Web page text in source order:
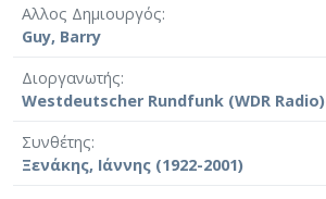
Αλλος Δημιουργός
Guy, Barry
Διοργανωτής
Westdeutscher Rundfunk (WDR Radio)
Συνθέτης
Ξενάκης, Ιάννης (1922-2001)